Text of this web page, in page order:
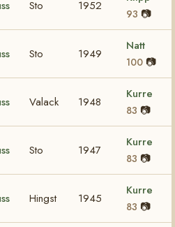
Sto 1952
93 📷
Sto 1949
Natt
100 📷
Valack 1948
Kurre
83 📷
Sto 1947
Kurre
83 📷
Hingst 1945
Kurre
83 📷